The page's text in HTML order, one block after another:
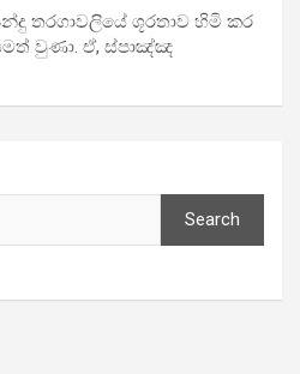
තරගාවලියේ ශූරතාව හිමි කර
වුණා. ඒ, ස්පාඤ්ඤ
Search